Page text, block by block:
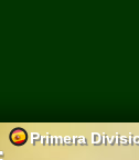
Primera